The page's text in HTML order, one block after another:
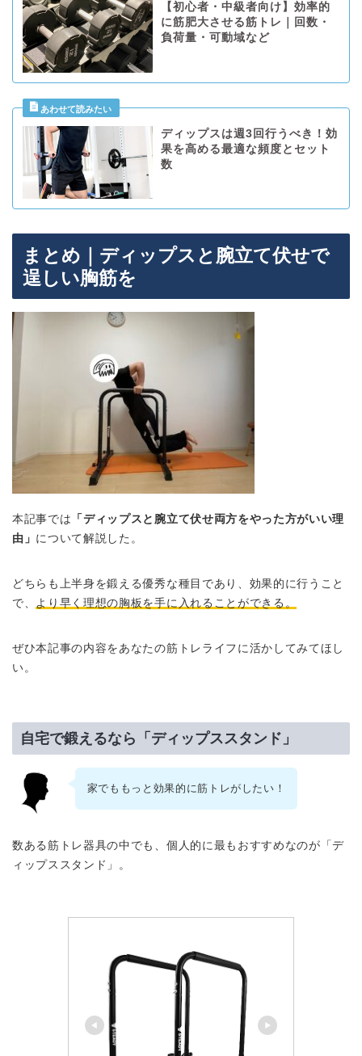
【初心者・中級者向け】効率的
に筋肥大させる筋トレ｜回数・
負荷量・可動域など
ディップスは週3回行うべき！効
果を高める最適な頻度とセット
数
まとめ｜ディップスと腕立て伏せで
逞しい胸筋を
本記事では 「ディップスと腕立て伏せ両方をやった方がいい理
由」 について解説した。
どちらも上半身を鍛える優秀な種目であり、効果的に行うこと
で、 より早く理想の胸板を手に入れることができる。
ぜひ本記事の内容をあなたの筋トレライフに活かしてみてほし
い。
自宅で鍛えるなら「ディップススタンド」
家でももっと効果的に筋トレがしたい！
数ある筋トレ器具の中でも、個人的に最もおすすめなのが「デ
ィップススタンド」。